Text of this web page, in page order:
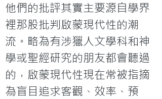
他們的批評其實主要源自學界
裡那股批判啟蒙現代性的潮
流。略為有涉獵人文學科和神
學或聖經研究的朋友都會聽過
的，啟蒙現代性現在常被指摘
為盲目追求客觀、效率、預